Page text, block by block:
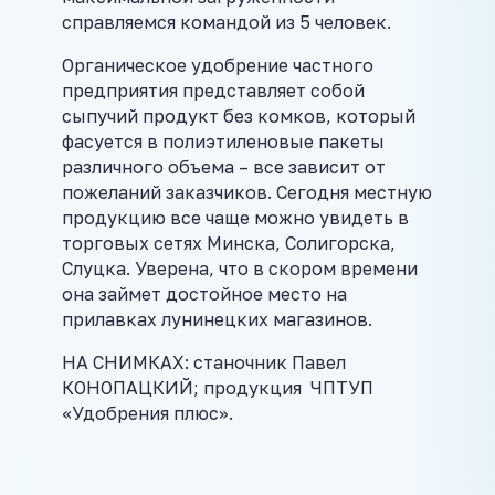
справляемся командой из 5 человек.
Органическое удобрение частного
предприятия представляет собой
сыпучий продукт без комков, который
фасуется в полиэтиленовые пакеты
различного объема – все зависит от
пожеланий заказчиков. Сегодня местную
продукцию все чаще можно увидеть в
торговых сетях Минска, Солигорска,
Слуцка. Уверена, что в скором времени
она займет достойное место на
прилавках лунинецких магазинов.
НА СНИМКАХ: станочник Павел
КОНОПАЦКИЙ; продукция ЧПТУП
«Удобрения плюс».